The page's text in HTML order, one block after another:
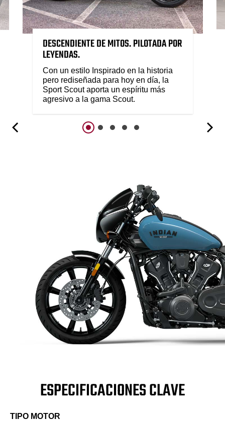
DESCENDIENTE DE MITOS. PILOTADA POR
LEYENDAS.
Con un estilo Inspirado en la historia
pero rediseñada para hoy en día, la
Sport Scout aporta un espíritu más
agresivo a la gama Scout.
ESPECIFICACIONES CLAVE
TIPO MOTOR